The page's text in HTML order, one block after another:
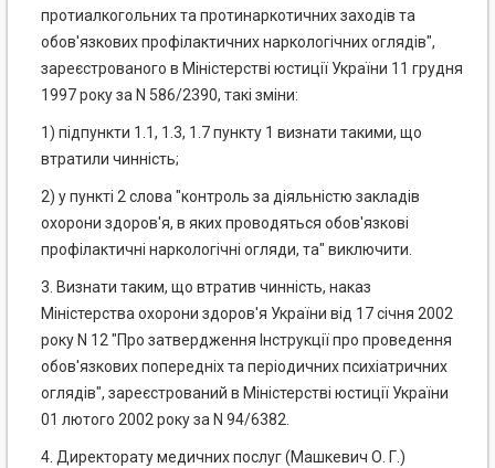
протиалкогольних та протинаркотичних заходів та
обов'язкових профілактичних наркологічних оглядів",
зареєстрованого в Міністерстві юстиції України 11 грудня
1997 року за N 586/2390, такі зміни:
1) підпункти 1.1, 1.3, 1.7 пункту 1 визнати такими, що
втратили чинність;
2) у пункті 2 слова "контроль за діяльністю закладів
охорони здоров'я, в яких проводяться обов'язкові
профілактичні наркологічні огляди, та" виключити.
3. Визнати таким, що втратив чинність, наказ
Міністерства охорони здоров'я України від 17 січня 2002
року N 12 "Про затвердження Інструкції про проведення
обов'язкових попередніх та періодичних психіатричних
оглядів", зареєстрований в Міністерстві юстиції України
01 лютого 2002 року за N 94/6382.
4. Директорату медичних послуг (Машкевич О. Г.)